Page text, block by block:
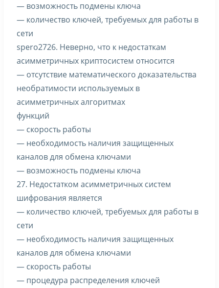
— возможность подмены ключа
— количество ключей, требуемых для работы в
сети
spero2726. Неверно, что к недостаткам
асимметричных криптосистем относится
— отсутствие математического доказательства
необратимости используемых в
асимметричных алгоритмах
функций
— скорость работы
— необходимость наличия защищенных
каналов для обмена ключами
— возможность подмены ключа
27. Недостатком асимметричных систем
шифрования является
— количество ключей, требуемых для работы в
сети
— необходимость наличия защищенных
каналов для обмена ключами
— скорость работы
— процедура распределения ключей